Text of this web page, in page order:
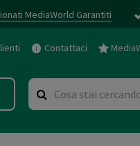
MediaWorld Garantiti
Contattaci